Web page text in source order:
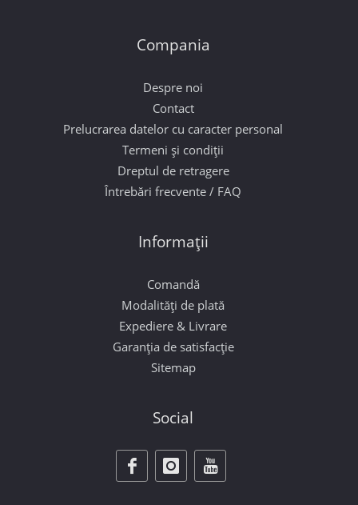
Compania
Despre noi
Contact
Prelucrarea datelor cu caracter personal
Termeni și condiții
Dreptul de retragere
Întrebări frecvente / FAQ
Informații
Comandă
Modalități de plată
Expediere & Livrare
Garanția de satisfacție
Sitemap
Social